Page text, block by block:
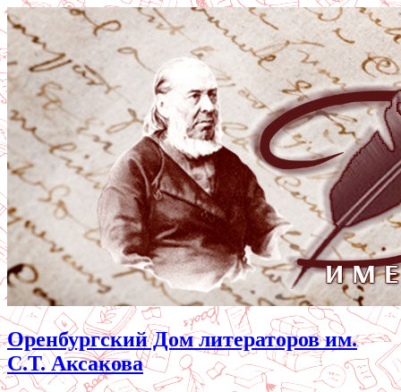
Оренбургский Дом литераторов им.
С.Т. Аксакова